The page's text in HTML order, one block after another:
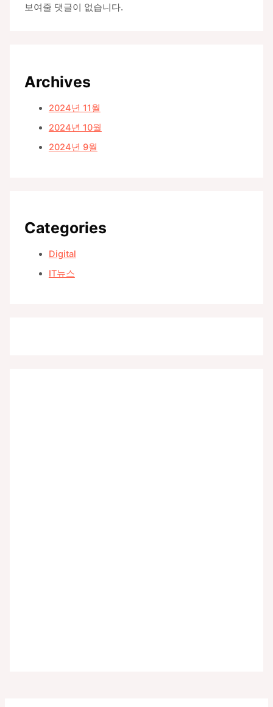
보여줄 댓글이 없습니다.
Archives
2024년 11월
2024년 10월
2024년 9월
Categories
Digital
IT뉴스